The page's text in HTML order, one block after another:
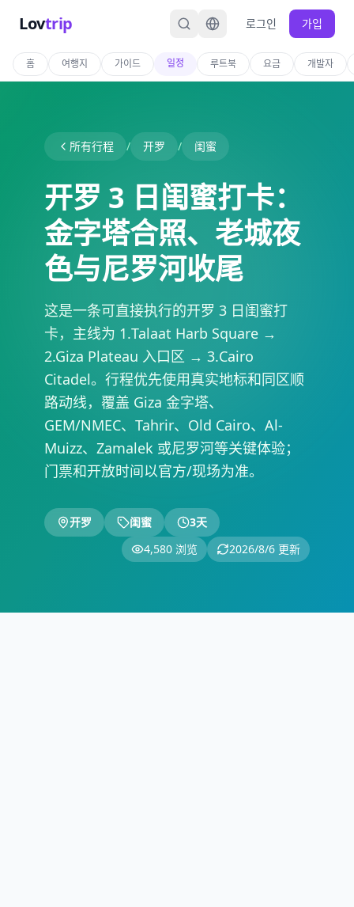
Lovtrip 로그인 가입
홈 여행지 가이드 일정 루트북 요금 개발자
所有行程 / 开罗 / 闺蜜
开罗 3 日闺蜜打卡：
金字塔合照、老城夜
色与尼罗河收尾
这是一条可直接执行的开罗 3 日闺蜜打
卡，主线为 1.Talaat Harb Square →
2.Giza Plateau 入口区 → 3.Cairo
Citadel。行程优先使用真实地标和同区顺
路动线，覆盖 Giza 金字塔、
GEM/NMEC、Tahrir、Old Cairo、Al-
Muizz、Zamalek 或尼罗河等关键体验；
门票和开放时间以官方/现场为准。
开罗 闺蜜 3天
4,580 浏览 2026/8/6 更新